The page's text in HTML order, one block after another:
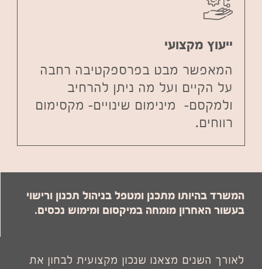
ייעוץ מקצועי
המאפשר מבט בפרספקטיבה רחבה
על הקיים ועל מה ניתן להרחיב
ולמקסם- מינימום שינויים- מקסימום
רווחים.
המשרד בהיותו מתכנן ומטפל בניהול תכנון ורישוי
בעשור האחרון מומחה במיקסום ומימוש נכסים.
לאורך השנים מצאנו שנכון מקצועית לבחון את